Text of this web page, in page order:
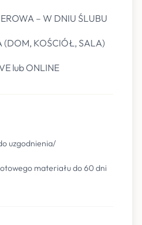
– W DNIU ŚLUBU
(DOM, KOŚCIÓŁ, SALA)
lub ONLINE
uzgodnienia/
materiału do 60 dni